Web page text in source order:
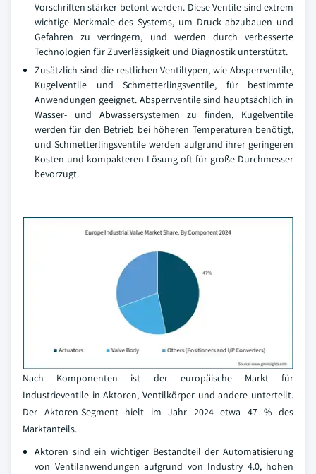
Vorschriften stärker betont werden. Diese Ventile sind extrem
wichtige Merkmale des Systems, um Druck abzubauen und
Gefahren zu verringern, und werden durch verbesserte
Technologien für Zuverlässigkeit und Diagnostik unterstützt.
Zusätzlich sind die restlichen Ventiltypen, wie Absperrventile,
Kugelventile und Schmetterlingsventile, für bestimmte
Anwendungen geeignet. Absperrventile sind hauptsächlich in
Wasser- und Abwassersystemen zu finden, Kugelventile
werden für den Betrieb bei höheren Temperaturen benötigt,
und Schmetterlingsventile werden aufgrund ihrer geringeren
Kosten und kompakteren Lösung oft für große Durchmesser
bevorzugt.
Nach Komponenten ist der europäische Markt für
Industrieventile in Aktoren, Ventilkörper und andere unterteilt.
Der Aktoren-Segment hielt im Jahr 2024 etwa 47 % des
Marktanteils.
Aktoren sind ein wichtiger Bestandteil der Automatisierung
von Ventilanwendungen aufgrund von Industry 4.0, hohen